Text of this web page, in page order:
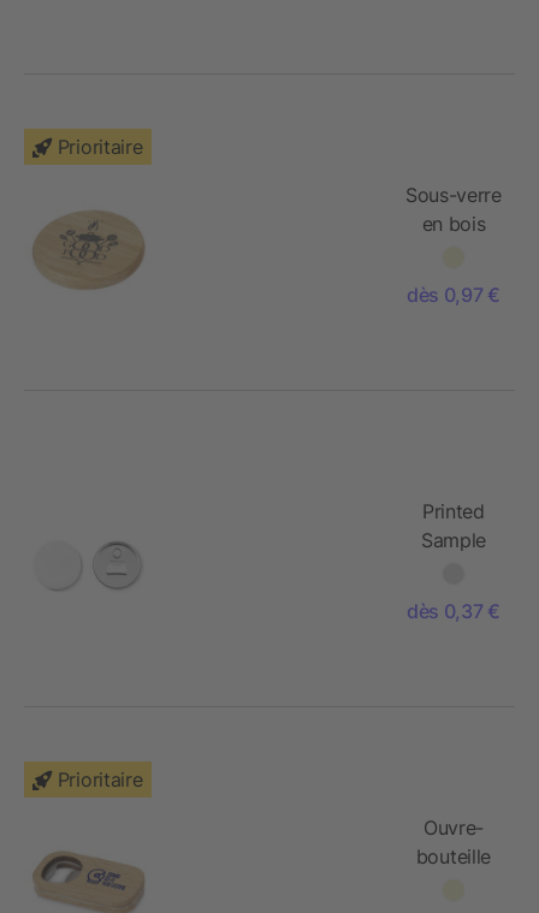
Prioritaire
Sous-verre
en bois
bouteille
dès 0,97 €
Printed
Sample
dès 0,37 €
Prioritaire
Ouvre-
bouteille